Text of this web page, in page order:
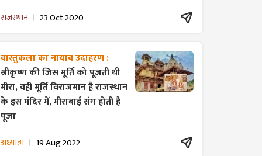
राजस्थान 23 Oct 2020
वास्तुकला का नायाब उदाहरण :
श्रीकृष्ण की जिस मूर्ति को पूजती थी
मीरा, वही मूर्ति विराजमान है राजस्थान
के इस मंदिर में, मीराबाई संग होती है
पूजा
अध्यात्म 19 Aug 2022